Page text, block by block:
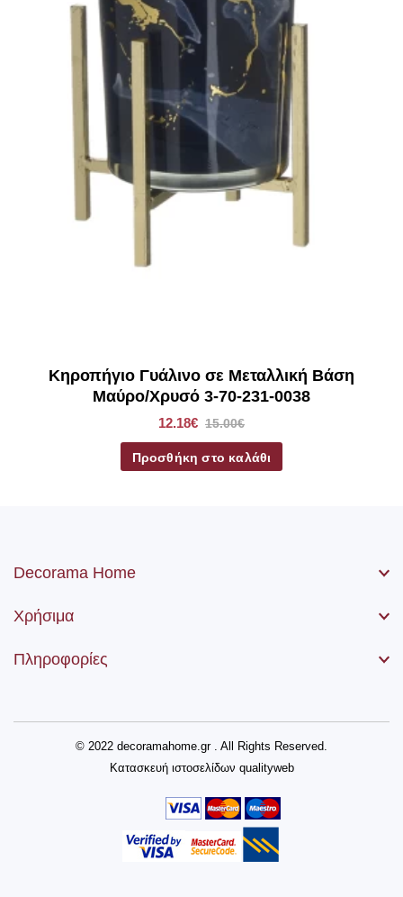
Κηροπήγιο Γυάλινο σε Μεταλλική Βάση
Μαύρο/Χρυσό 3-70-231-0038
12.18€ 15.00€
Προσθήκη στο καλάθι
Decorama Home
Χρήσιμα
Πληροφορίες
© 2022 decoramahome.gr . All Rights Reserved.
Κατασκευή ιστοσελίδων qualityweb